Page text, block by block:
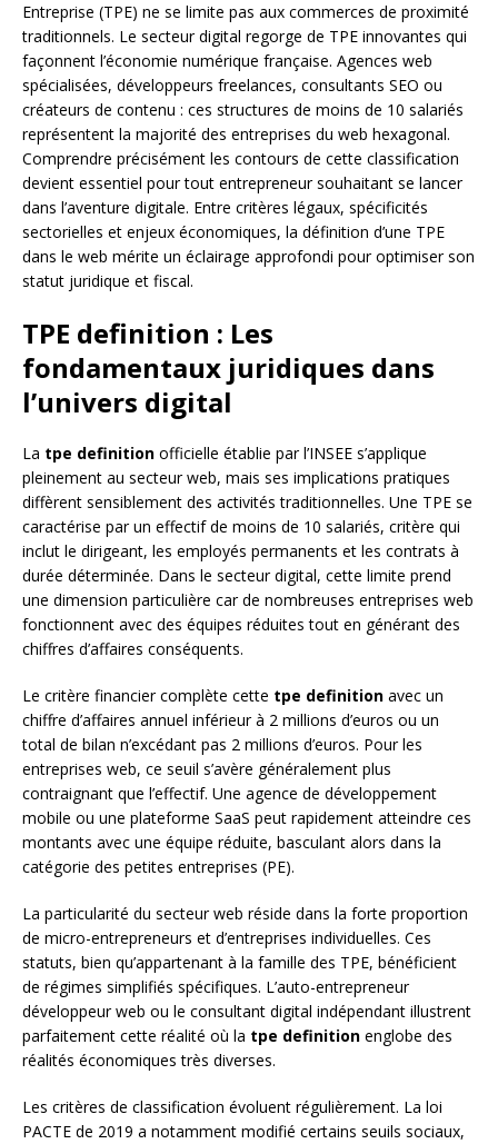
Entreprise (TPE) ne se limite pas aux commerces de proximité
traditionnels. Le secteur digital regorge de TPE innovantes qui
façonnent l’économie numérique française. Agences web
spécialisées, développeurs freelances, consultants SEO ou
créateurs de contenu : ces structures de moins de 10 salariés
représentent la majorité des entreprises du web hexagonal.
Comprendre précisément les contours de cette classification
devient essentiel pour tout entrepreneur souhaitant se lancer
dans l’aventure digitale. Entre critères légaux, spécificités
sectorielles et enjeux économiques, la définition d’une TPE
dans le web mérite un éclairage approfondi pour optimiser son
statut juridique et fiscal.
TPE definition : Les
fondamentaux juridiques dans
l’univers digital
La tpe definition officielle établie par l’INSEE s’applique
pleinement au secteur web, mais ses implications pratiques
diffèrent sensiblement des activités traditionnelles. Une TPE se
caractérise par un effectif de moins de 10 salariés, critère qui
inclut le dirigeant, les employés permanents et les contrats à
durée déterminée. Dans le secteur digital, cette limite prend
une dimension particulière car de nombreuses entreprises web
fonctionnent avec des équipes réduites tout en générant des
chiffres d’affaires conséquents.
Le critère financier complète cette tpe definition avec un
chiffre d’affaires annuel inférieur à 2 millions d’euros ou un
total de bilan n’excédant pas 2 millions d’euros. Pour les
entreprises web, ce seuil s’avère généralement plus
contraignant que l’effectif. Une agence de développement
mobile ou une plateforme SaaS peut rapidement atteindre ces
montants avec une équipe réduite, basculant alors dans la
catégorie des petites entreprises (PE).
La particularité du secteur web réside dans la forte proportion
de micro-entrepreneurs et d’entreprises individuelles. Ces
statuts, bien qu’appartenant à la famille des TPE, bénéficient
de régimes simplifiés spécifiques. L’auto-entrepreneur
développeur web ou le consultant digital indépendant illustrent
parfaitement cette réalité où la tpe definition englobe des
réalités économiques très diverses.
Les critères de classification évoluent régulièrement. La loi
PACTE de 2019 a notamment modifié certains seuils sociaux,